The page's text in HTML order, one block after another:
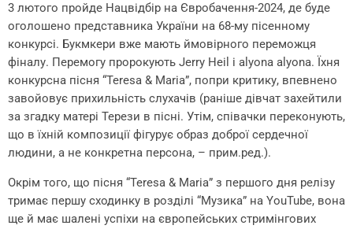
3 лютого пройде Нацвідбір на Євробачення-2024, де буде
оголошено представника України на 68-му пісенному
конкурсі. Букмкери вже мають ймовірного переможця
фіналу. Перемогу пророкують Jerry Heil і alyona alyona. Їхня
конкурсна пісня “Teresa & Maria”, попри критику, впевнено
завойовує прихильність слухачів (раніше дівчат захейтили
за згадку матері Терези в пісні. Утім, співачки переконують,
що в їхній композиції фігурує образ доброї сердечної
людини, а не конкретна персона, – прим.ред.).
Окрім того, що пісня “Teresa & Maria” з першого дня релізу
тримає першу сходинку в розділі “Музика” на YouTube, вона
ще й має шалені успіхи на європейських стримінгових